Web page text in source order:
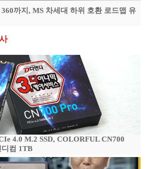
까지, MS 차세대 하위 호환 로드맵 유
4.0 M.2 SSD, COLORFUL CN700
컴 1TB